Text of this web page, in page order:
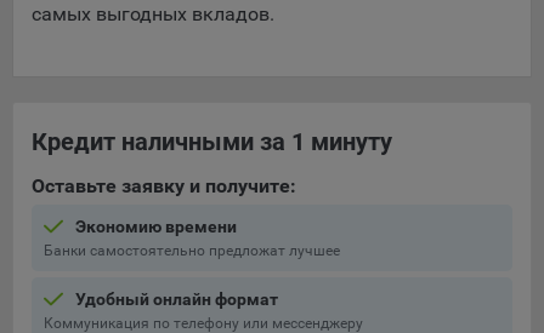
Яндекса рекламная сеть (Yandex Mobile Ads, ADFOX) -
предоставляемый компанией Google Ireland Ltd, Gordon
Сохранить мои изменения
Сохранить по умолчанию
самых выгодных вкладов.
Кредит наличными за 1 минуту
Оставьте заявку и получите:
Экономию времени
Банки самостоятельно предложат лучшее
Удобный онлайн формат
Коммуникация по телефону или мессенджеру